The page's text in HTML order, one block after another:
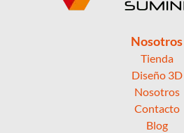
Nosotros
Tienda
Diseño 3D
Nosotros
Contacto
Blog